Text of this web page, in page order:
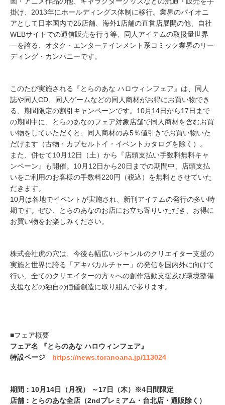
掛け、2013年にホールディングス体制に移行。業界のパイオニ
アとして日本国内で25店舗、海外1店舗の直営店展開の他、自社
WEBサイトでの通信販売を行う等、同人アイテムの取扱量世界
一を誇る、オタク・エンターテインメント系コミック業界のリー
ディング・カンパニーです。
このたび実施される『とらのあな ハロウィンフェア』は、同人
誌や同人CD、同人ゲームなどの同人商材がお得にお買い物でき
る、期間限定の割引キャンペーンです。10月14日から17日まで
の期間中に、とらのあなのフェア対象店舗で同人商材を含むお買
い物をしていただくと、同人商材のみ5％値引きでお買い物いた
だけます（古物・カプセルトイ・イベントカタログを除く）。
また、併せて10月12日（土）から『店頭支払い手数料無料キャ
ンペーン』も開催。10月12日から20日までの期間中、店頭支払
いをご利用のお客様の手数料220円（税込）を無料とさせていた
だきます。
10月は各地でイベントが実施され、新刊アイテムの発行の多い時
期です。ぜひ、とらのあなのお店にお立ち寄りいただき、お得に
お買い物をお楽しみください。
株式会社虎の穴は、今後も幅広いジャンルのクリエイター支援の
実施と世界に誇る「アキバカルチャー」の発信を国内外に向けて
行い、全てのクリエイターの方々への創作活動支援及び環境整備
支援などの独自の価値創造に取り組んで参ります。
■フェア概要
フェア名 『とらのあな ハロウィンフェア』
特設ページ https://news.toranoana.jp/113024
期間：10月14日（月祝） ～17日（木）※4日間限定
店舗：とらのあな全店（2ndプレミアム・台北店・通販除く）